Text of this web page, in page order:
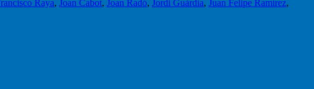
Raya, Joan Cabot, Joan Radó, Jordi Guàrdia, Juan Felipe Ramírez,